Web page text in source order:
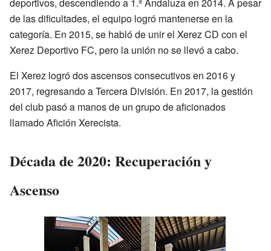
deportivos, descendiendo a 1.ª Andaluza en 2014. A pesar
de las dificultades, el equipo logró mantenerse en la
categoría. En 2015, se habló de unir el Xerez CD con el
Xerez Deportivo FC, pero la unión no se llevó a cabo.
El Xerez logró dos ascensos consecutivos en 2016 y
2017, regresando a Tercera División. En 2017, la gestión
del club pasó a manos de un grupo de aficionados
llamado Afición Xerecista.
Década de 2020: Recuperación y
Ascenso